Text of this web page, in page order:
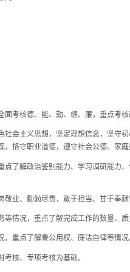
考核德、能、勤、绩、廉，重点考
主义思想，坚定理想信念，坚守初
，恪守职业道德，遵守社会公德、家
解政治鉴别能力、学习调研能力、
业、勤勉尽责，敢于担当、甘于奉献
况，重点了解完成工作的数量、质
重点了解秉公用权、廉洁自律等情况
核、专项考核为基础。